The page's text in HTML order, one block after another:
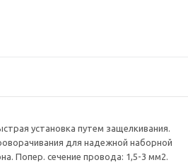
установка путем защелкивания.
для надежной наборной
Попер. сечение провода: 1,5-3 мм2.